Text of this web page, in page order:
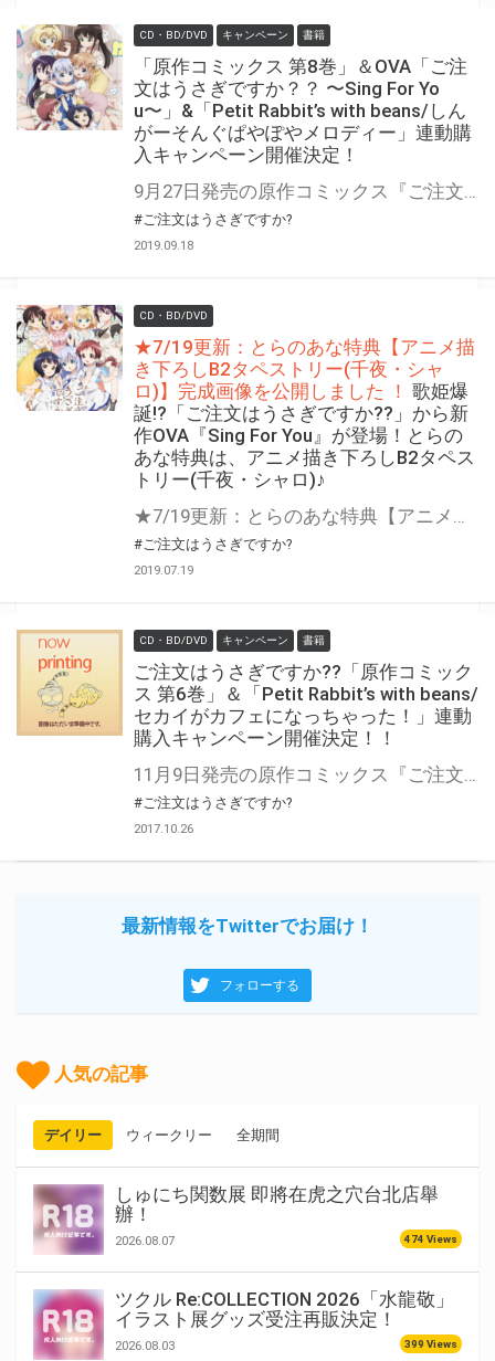
CD・BD/DVD キャンペーン 書籍
「原作コミックス 第8巻」＆OVA「ご注
文はうさぎですか？？ 〜Sing For Yo
u〜」&「Petit Rabbit’s with beans/しん
がーそんぐぱやぽやメロディー」連動購
入キャンペーン開催決定！
9月27日発売の原作コミックス『ご注文はうさぎですか? 第8巻』と、 9月26日発売のOVA『ご注文はうさぎですか?? 〜Sing For You〜』イメージソングCD『しんがーそんぐぱやぽやメロディー/Petit Rabbit’s with beans』の発売を記念して、 連動購入キャンペーンの開催が決定しました！ 対象店舗にて対象商品3点をお買い上げの方に、先着で『両面B2特製告知ポスター』をプレゼント♪ 是非とも、とらのあな対象店舗にて、お買い求めください♪
#ご注文はうさぎですか?
2019.09.18
CD・BD/DVD
★7/19更新：とらのあな特典【アニメ描
き下ろしB2タペストリー(千夜・シャ
ロ)】完成画像を公開しました ！ 歌姫爆
誕!?「ご注文はうさぎですか??」から新
作OVA『Sing For You』が登場！とらの
あな特典は、アニメ描き下ろしB2タペス
トリー(千夜・シャロ)♪
★7/19更新：とらのあな特典【アニメ描き下ろしB2タペストリー(千夜・シャロ)】完成画像を公開しました ！ 大人気作『ご注文はうさぎですか??』から新作OVAが登場！ 今回はシリーズ初となる音楽企画でお贈りします。 本編ディスクに加えて劇中歌（フルサイズ）ハイレゾ音源や本作をイメージしたミニDJCD「MIX For You」を同梱した豪華3枚組！ スペシャル楽譜など特典盛り沢山のOVA『Sing For You』で一緒にぴょんぴょんしよっ♪♪ とらのあな特典は、千夜・シャロのアニメ描き下ろしB2タペストリー！！ 是非ともお早めに、とらのあな対象店舗でのご予約・ご購入をお待ちしております♪ 公式サイト https://www.gochiusa.com/ova2/
#ご注文はうさぎですか?
2019.07.19
CD・BD/DVD キャンペーン 書籍
ご注文はうさぎですか??「原作コミック
ス 第6巻」＆「Petit Rabbit’s with beans/
セカイがカフェになっちゃった！」連動
購入キャンペーン開催決定！！
11月9日発売の原作コミックス『ご注文はうさぎですか? 第6巻』と、 11月11日発売のシングルCD『Petit Rabbit’s with beans/セカイがカフェになっちゃった！』の発売を記念して、 連動購入キャンペーンの開催が決定しました！ 対象店舗にて対象商品2点をお買い上げの方に、 先着で『B2告知ポスター』をプレゼント♪ 是非とも、とらのあな対象店舗にて、お買い求めください♪
#ご注文はうさぎですか?
2017.10.26
最新情報をTwitterでお届け！
フォローする
人気の記事
デイリー ウィークリー 全期間
しゅにち関数展 即將在虎之穴台北店舉
辦！
2026.08.07 474 Views
ツクル Re:COLLECTION 2026「水龍敬」
イラスト展グッズ受注再販決定！
2026.08.03 399 Views